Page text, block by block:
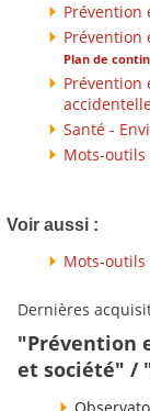
Prévention
Prévention
Plan de
Prévention
Santé -
Mots-outils
Voir aussi :
Mots-outils
Dernières
"Prévention
et société" /